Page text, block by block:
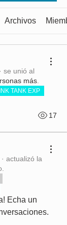
Archivos
· se unió al
más
TANK EXP
17
· actualizó la
Echa un